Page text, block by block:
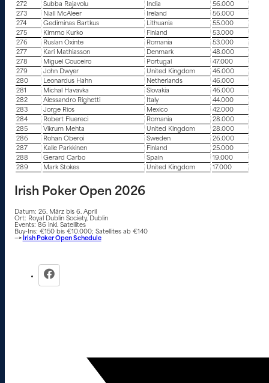
272
Subba Rajavolu India
56.000
273
Niall McAleer Ireland
56.000
274
Gediminas Bartkus Lithuania
55.000
275
Kimmo Kurko Finland
53.000
276
Ruslan Oxinte Romania
53.000
277
Kari Mathiasson Denmark
48.000
278
Miguel Couceiro Portugal
47.000
279
John Dwyer United Kingdom
46.000
280
Leonardus Hahn Netherlands
46.000
281
Michal Havavka Slovakia
46.000
282
Alessandro Righetti Italy
44.000
283
Jorge Rios Mexico
42.000
284
Robert Fluereci Romania
28.000
285
Vikrum Mehta United Kingdom
28.000
286
Rohan Oberoi Sweden
26.000
287
Kalle Parkkinen Finland
25.000
288
Gerard Carbo Spain
19.000
289
Mark Stokes United Kingdom 17.000
Irish Poker Open 2026
Datum: 26. März bis 6. April
Ort: Royal Dublin Society, Dublin
Events: 86 inkl. Satellites
Buy-Ins: €150 bis €10.000; Satellites ab €140
—> Irish Poker Open Schedule